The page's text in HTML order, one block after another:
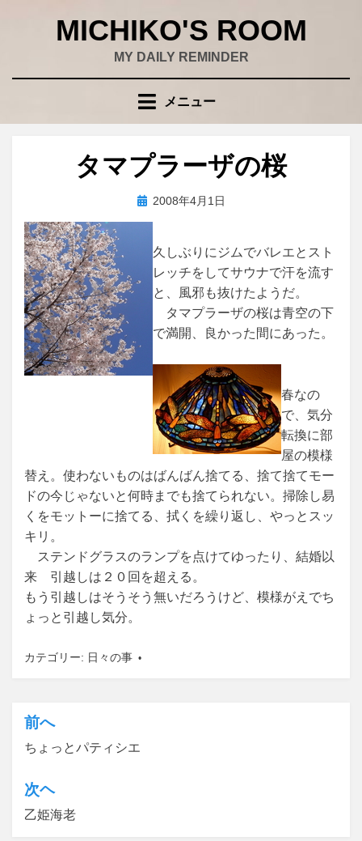
MICHIKO'S ROOM
MY DAILY REMINDER
メニュー
タマプラーザの桜
投稿者wad
投 2008年4月1日
久しぶりにジムでバレエとスト
レッチをしてサウナで汗を流す
と、風邪も抜けたようだ。
タマプラーザの桜は青空の下
で満開、良かった間にあった。
春なの
で、気分
転換に部
屋の模様
替え。使わないものはばんばん捨てる、捨て捨てモー
ドの今じゃないと何時までも捨てられない。掃除し易
くをモットーに捨てる、拭くを繰り返し、やっとスッ
キリ。
ステンドグラスのランプを点けてゆったり、結婚以
来 引越しは２０回を超える。
もう引越しはそうそう無いだろうけど、模様がえでち
ょっと引越し気分。
カテゴリー: 日々の事
投
稿
ナ
ビ
前へ
ちょっとパティシエ
次ヘ
乙姫海老